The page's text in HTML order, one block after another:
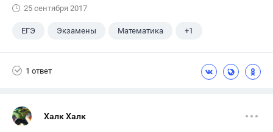
25 сентября 2017
ЕГЭ Экзамены Математика +1
1 ответ
Халк Халк